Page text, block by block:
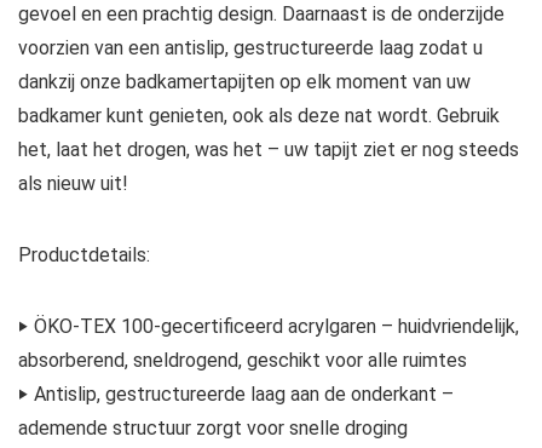
gevoel en een prachtig design. Daarnaast is de onderzijde
voorzien van een antislip, gestructureerde laag zodat u
dankzij onze badkamertapijten op elk moment van uw
badkamer kunt genieten, ook als deze nat wordt. Gebruik
het, laat het drogen, was het – uw tapijt ziet er nog steeds
als nieuw uit!
Productdetails:
‣ ÖKO-TEX 100-gecertificeerd acrylgaren – huidvriendelijk,
absorberend, sneldrogend, geschikt voor alle ruimtes
‣ Antislip, gestructureerde laag aan de onderkant –
ademende structuur zorgt voor snelle droging